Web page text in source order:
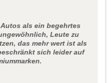
als ein begehrtes
Leute zu
das mehr wert ist als
sich leider auf